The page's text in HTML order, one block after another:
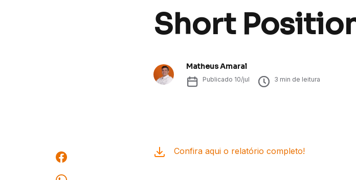
Short
Matheus Amaral
Publicado 10/jul 3 min de leitura
Confira aqui o relatório completo!